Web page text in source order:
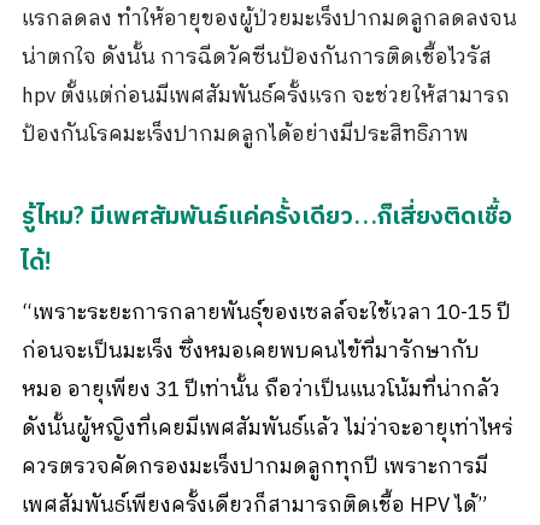
แรกลดลง ทำให้อายุของผู้ป่วยมะเร็งปากมดลูกลดลงจน
น่าตกใจ ดังนั้น การฉีดวัคซีนป้องกันการติดเชื้อไวรัส
hpv ตั้งแต่ก่อนมีเพศสัมพันธ์ครั้งแรก จะช่วยให้สามารถ
ป้องกันโรคมะเร็งปากมดลูกได้อย่างมีประสิทธิภาพ
รู้ไหม? มีเพศสัมพันธ์แค่ครั้งเดียว…ก็เสี่ยงติดเชื้อ
ได้!
“เพราะระยะการกลายพันธุ์ของเซลล์จะใช้เวลา 10-15 ปี
ก่อนจะเป็นมะเร็ง ซึ่งหมอเคยพบคนไข้ที่มารักษากับ
หมอ อายุเพียง 31 ปีเท่านั้น ถือว่าเป็นแนวโน้มที่น่ากลัว
ดังนั้นผู้หญิงที่เคยมีเพศสัมพันธ์แล้ว ไม่ว่าจะอายุเท่าไหร่
ควรตรวจคัดกรองมะเร็งปากมดลูกทุกปี เพราะการมี
เพศสัมพันธ์เพียงครั้งเดียวก็สามารถติดเชื้อ HPV ได้”